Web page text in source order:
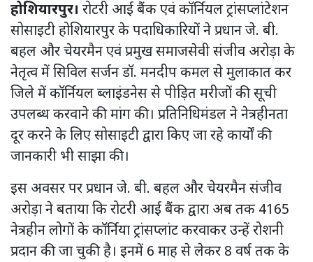
होशियारपुर। रोटरी आई बैंक एवं कॉर्नियल ट्रांसप्लांटेशन
सोसाइटी होशियारपुर के पदाधिकारियों ने प्रधान जे. बी.
बहल और चेयरमैन एवं प्रमुख समाजसेवी संजीव अरोड़ा के
नेतृत्व में सिविल सर्जन डॉ. मनदीप कमल से मुलाकात कर
जिले में कॉर्नियल ब्लाइंडनेस से पीड़ित मरीजों की सूची
उपलब्ध करवाने की मांग की। प्रतिनिधिमंडल ने नेत्रहीनता
दूर करने के लिए सोसाइटी द्वारा किए जा रहे कार्यों की
जानकारी भी साझा की।
इस अवसर पर प्रधान जे. बी. बहल और चेयरमैन संजीव
अरोड़ा ने बताया कि रोटरी आई बैंक द्वारा अब तक 4165
नेत्रहीन लोगों के कॉर्निया ट्रांसप्लांट करवाकर उन्हें रोशनी
प्रदान की जा चुकी है। इनमें 6 माह से लेकर 8 वर्ष तक के